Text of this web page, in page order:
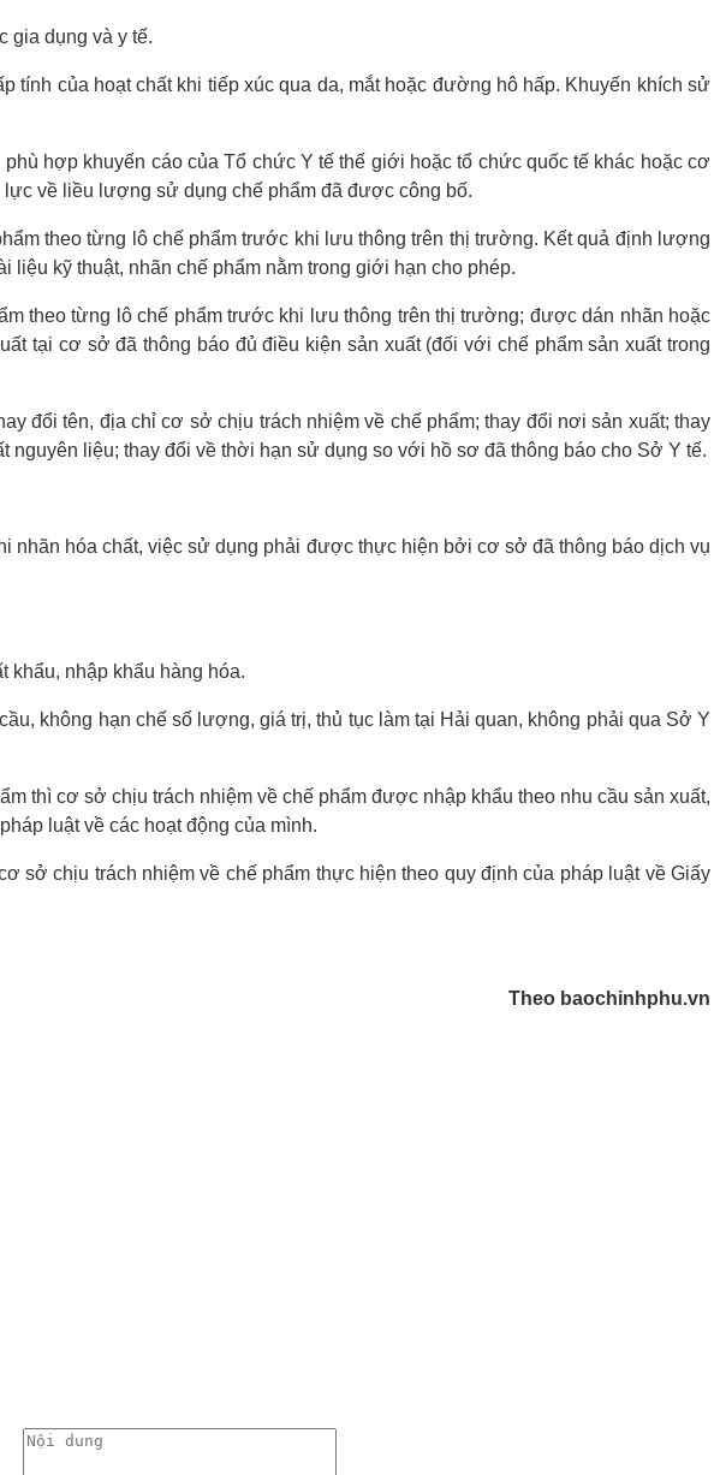
gia dụng và y tế.
của hoạt chất khi tiếp xúc qua da, mắt hoặc đường hô hấp. Khuyến khích sử
hợp khuyến cáo của Tổ chức Y tế thế giới hoặc tổ chức quốc tế khác hoặc cơ
về liều lượng sử dụng chế phẩm đã được công bố.
theo từng lô chế phẩm trước khi lưu thông trên thị trường. Kết quả định lượng
liệu kỹ thuật, nhãn chế phẩm nằm trong giới hạn cho phép.
theo từng lô chế phẩm trước khi lưu thông trên thị trường; được dán nhãn hoặc
tại cơ sở đã thông báo đủ điều kiện sản xuất (đối với chế phẩm sản xuất trong
đổi tên, địa chỉ cơ sở chịu trách nhiệm về chế phẩm; thay đổi nơi sản xuất; thay
liệu; thay đổi về thời hạn sử dụng so với hồ sơ đã thông báo cho Sở Y tế.
nhãn hóa chất, việc sử dụng phải được thực hiện bởi cơ sở đã thông báo dịch vụ
khẩu, nhập khẩu hàng hóa.
không hạn chế số lượng, giá trị, thủ tục làm tại Hải quan, không phải qua Sở Y
thì cơ sở chịu trách nhiệm về chế phẩm được nhập khẩu theo nhu cầu sản xuất,
luật về các hoạt động của mình.
chịu trách nhiệm về chế phẩm thực hiện theo quy định của pháp luật về Giấy
Theo baochinhphu.vn